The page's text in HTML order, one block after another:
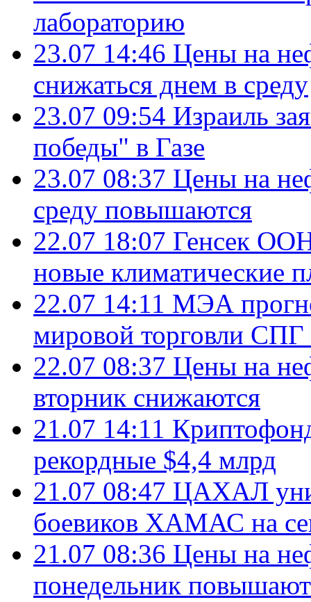
лабораторию
23.07 14:46 Цены на
снижаться днем в среду
23.07 09:54 Израиль
победы" в Газе
23.07 08:37 Цены на
среду повышаются
22.07 18:07 Генсек ООН
новые климатические
22.07 14:11 МЭА
мировой торговли СПГ
22.07 08:37 Цены на
вторник снижаются
21.07 14:11
рекордные $4,4 млрд
21.07 08:47 ЦАХАЛ
боевиков ХАМАС на
21.07 08:36 Цены на
понедельник